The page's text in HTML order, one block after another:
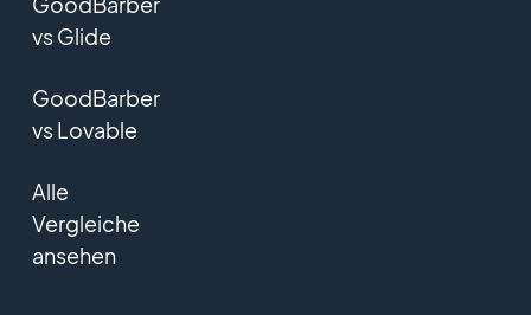
vs Glide
GoodBarber
vs Lovable
Alle
Vergleiche
ansehen